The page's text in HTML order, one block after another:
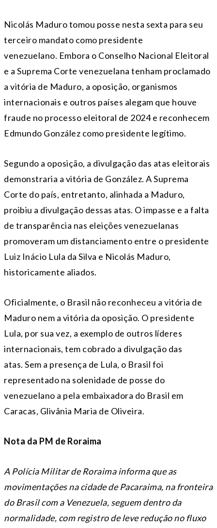
Nicolás Maduro tomou posse nesta sexta para seu
terceiro mandato como presidente
venezuelano. Embora o Conselho Nacional Eleitoral
e a Suprema Corte venezuelana tenham proclamado
a vitória de Maduro, a oposição, organismos
internacionais e outros países alegam que houve
fraude no processo eleitoral de 2024 e reconhecem
Edmundo González como presidente legítimo.
Segundo a oposição, a divulgação das atas eleitorais
demonstraria a vitória de González. A Suprema
Corte do país, entretanto, alinhada a Maduro,
proibiu a divulgação dessas atas. O impasse e a falta
de transparência nas eleições venezuelanas
promoveram um distanciamento entre o presidente
Luiz Inácio Lula da Silva e Nicolás Maduro,
historicamente aliados.
Oficialmente, o Brasil não reconheceu a vitória de
Maduro nem a vitória da oposição. O presidente
Lula, por sua vez, a exemplo de outros líderes
internacionais, tem cobrado a divulgação das
atas. Sem a presença de Lula, o Brasil foi
representado na solenidade de posse do
venezuelano a pela embaixadora do Brasil em
Caracas, Glivânia Maria de Oliveira.
Nota da PM de Roraima
A Polícia Militar de Roraima informa que as
movimentações na cidade de Pacaraima, na fronteira
do Brasil com a Venezuela, seguem dentro da
normalidade, com registro de leve redução no fluxo